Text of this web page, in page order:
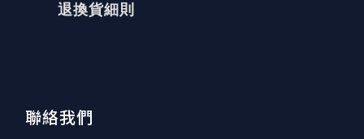
退換貨細則
聯絡我們